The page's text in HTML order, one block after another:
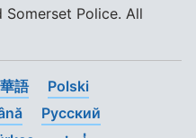
Police. All
語
Polski
Pусский